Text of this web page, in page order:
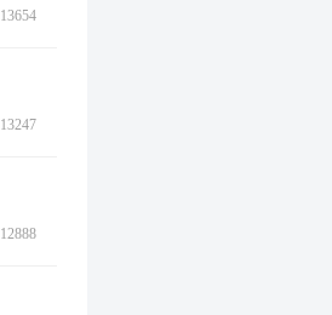
13654
13247
12888